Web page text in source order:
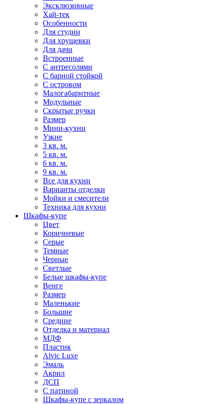
Эксклюзивные
Хай-тек
Особенности
Для студии
Для хрущевки
Для дачи
Встроенные
С антресолями
С барной стойкой
С островом
Малогабаритные
Модульные
Скрытые ручки
Размер
Мини-кухни
Узкие
3 кв. м.
5 кв. м.
6 кв. м.
9 кв. м.
Все для кухни
Варианты отделки
Мойки и смесители
Техника для кухни
Шкафы-купе
Цвет
Коричневые
Серые
Темные
Черные
Светлые
Белые шкафы-купе
Венге
Размер
Маленькие
Большие
Средние
Отделка и материал
МДФ
Пластик
Alvic Luxe
Эмаль
Акрил
ДСП
С патиной
Шкафы-купе с зеркалом